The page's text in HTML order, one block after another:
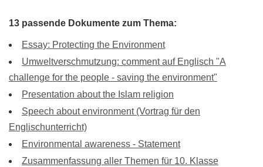
13 passende Dokumente zum Thema:
Essay: Protecting the Environment
Umweltverschmutzung: comment auf Englisch "A
challenge for the people - saving the environment"
Presentation about the Islam religion
Speech about environment (Vortrag für den
Englischunterricht)
Environmental awareness - Statement
Zusammenfassung aller Themen für 10. Klasse